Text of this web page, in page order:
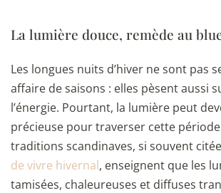
La lumière douce, remède au
Les longues nuits d’hiver ne sont pas
affaire de saisons : elles pèsent aussi
l’énergie. Pourtant, la lumière peut
précieuse pour traverser cette
traditions scandinaves, si souvent
de vivre hivernal, enseignent que les
tamisées, chaleureuses et diffuses